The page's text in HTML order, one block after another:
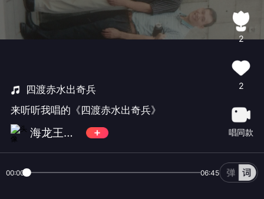
四渡赤水出奇兵
来听听我唱的《四渡赤水出奇兵》
海龙王小子
2
2
唱同款
00:00 06:45